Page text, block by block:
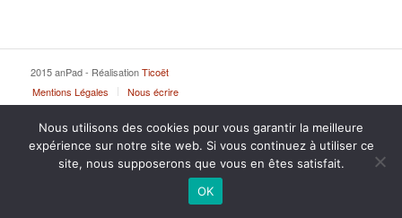
2015 anPad - RéalisationTicoët
Mentions Légales
Nous écrire
Nous utilisons des cookies pour vous garantir la meilleure
expérience sur notre site web. Si vous continuez à utiliser ce
site, nous supposerons que vous en êtes satisfait.
OK